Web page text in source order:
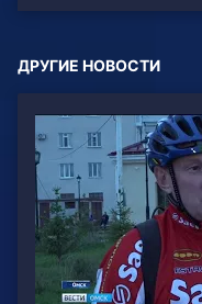
ДРУГИЕ НОВОСТИ